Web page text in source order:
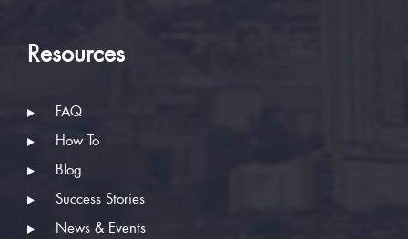
Resources
FAQ
How To
Blog
Success Stories
News & Events